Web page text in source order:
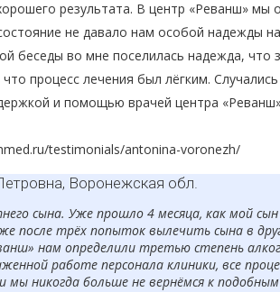
результата. В центр «Реванш» мы
не давало нам особой надежды
беседы во мне поселилась надежда,
что процесс лечения был лёгким.
и помощью врачей центра
testimonials/antonina-voronezh/
Воронежская обл.
сына. Уже прошло 4 месяца, как мой
после трёх попыток вылечить сына в
нам определили третью степень
работе персонала клиники, все
мы никогда больше не вернёмся к